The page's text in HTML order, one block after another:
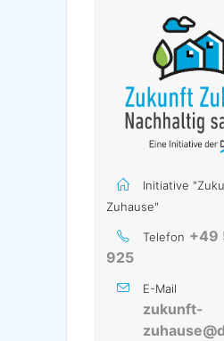
Initiative
Zuhause"
Telefon +49
925
E-Mail
zukunft-